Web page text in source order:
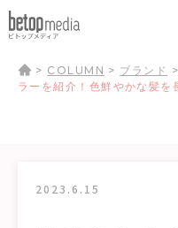
> COLUMN > ブランド >
ラーを紹介！色鮮やかな髪を
2023.6.15